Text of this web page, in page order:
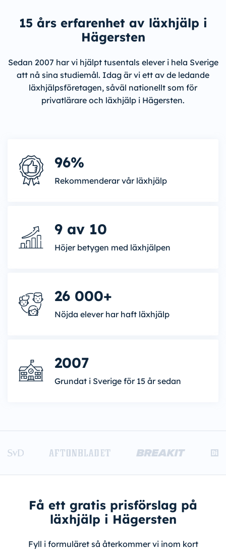
15 års erfarenhet av läxhjälp i
Hägersten
Sedan 2007 har vi hjälpt tusentals elever i hela Sverige
att nå sina studiemål. Idag är vi ett av de ledande
läxhjälpsföretagen, såväl nationellt som för
privatlärare och läxhjälp i Hägersten.
96%
Rekommenderar vår läxhjälp
9 av 10
Höjer betygen med läxhjälpen
26 000+
Nöjda elever har haft läxhjälp
2007
Grundat i Sverige för 15 år sedan
Få ett gratis prisförslag på
läxhjälp i Hägersten
Fyll i formuläret så återkommer vi inom kort